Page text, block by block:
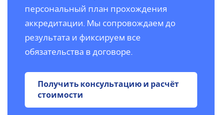
персональный план прохождения
аккредитации. Мы сопровождаем до
результата и фиксируем все
обязательства в договоре.
Получить консультацию и расчёт
стоимости